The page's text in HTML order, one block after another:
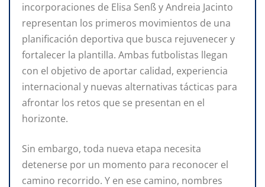
incorporaciones de Elisa Senß y Andreia Jacinto
representan los primeros movimientos de una
planificación deportiva que busca rejuvenecer y
fortalecer la plantilla. Ambas futbolistas llegan
con el objetivo de aportar calidad, experiencia
internacional y nuevas alternativas tácticas para
afrontar los retos que se presentan en el
horizonte.
Sin embargo, toda nueva etapa necesita
detenerse por un momento para reconocer el
camino recorrido. Y en ese camino, nombres